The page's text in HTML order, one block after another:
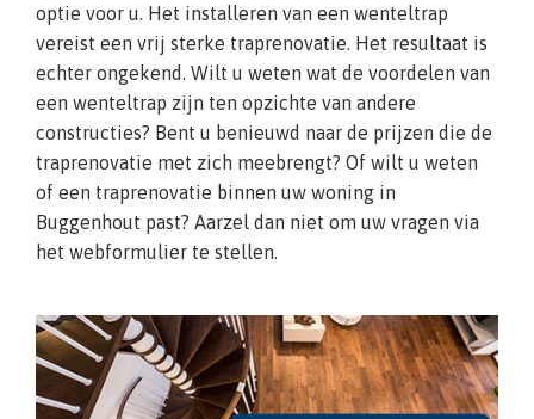
optie voor u. Het installeren van een wenteltrap
vereist een vrij sterke traprenovatie. Het resultaat is
echter ongekend. Wilt u weten wat de voordelen van
een wenteltrap zijn ten opzichte van andere
constructies? Bent u benieuwd naar de prijzen die de
traprenovatie met zich meebrengt? Of wilt u weten
of een traprenovatie binnen uw woning in
Buggenhout past? Aarzel dan niet om uw vragen via
het webformulier te stellen.